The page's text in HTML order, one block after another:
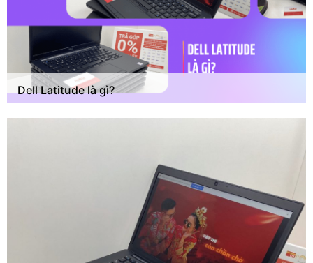
Dell Latitude là gì?